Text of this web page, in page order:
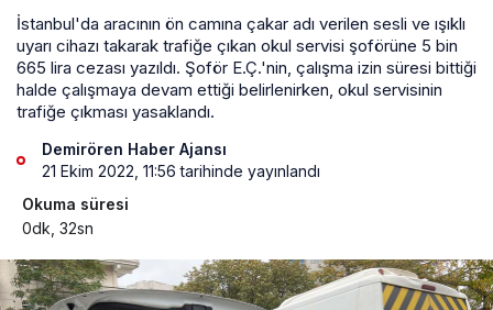
İstanbul'da aracının ön camına çakar adı verilen sesli ve ışıklı
uyarı cihazı takarak trafiğe çıkan okul servisi şoförüne 5 bin
665 lira cezası yazıldı. Şoför E.Ç.'nin, çalışma izin süresi bittiği
halde çalışmaya devam ettiği belirlenirken, okul servisinin
trafiğe çıkması yasaklandı.
Demirören Haber Ajansı
21 Ekim 2022, 11:56 tarihinde yayınlandı
Okuma süresi
0dk, 32sn